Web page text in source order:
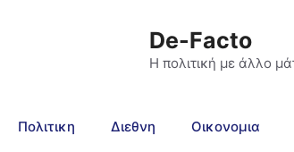
De-Facto
Η πολιτική με άλλο
Πολιτικη Διεθνη Οικονομια